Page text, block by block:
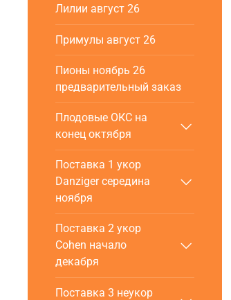
Лилии август 26
Примулы август 26
Пионы ноябрь 26
предварительный заказ
Плодовые ОКС на
конец октября
Поставка 1 укор
Danziger cередина
ноября
Поставка 2 укор
Cohen начало
декабря
Поставка 3 неукор